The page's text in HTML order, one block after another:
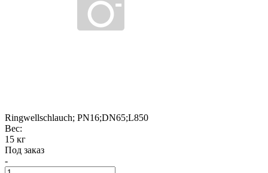
Ringwellschlauch; PN16;DN65;L850
Вес:
15 кг
Под заказ
-